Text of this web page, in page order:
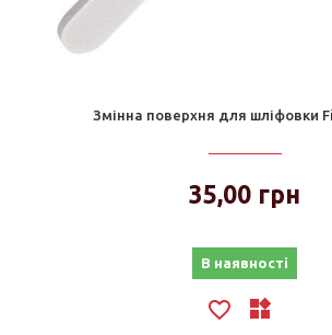
Змінна поверхня для шліфовки
35,00 грн
В наявності